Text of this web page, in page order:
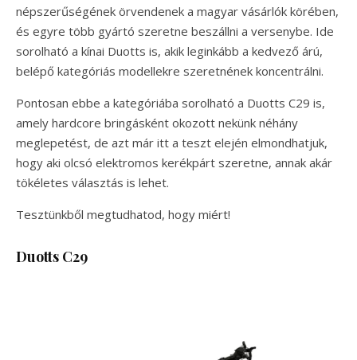
népszerűségének örvendenek a magyar vásárlók körében,
és egyre több gyártó szeretne beszállni a versenybe. Ide
sorolható a kínai Duotts is, akik leginkább a kedvező árú,
belépő kategóriás modellekre szeretnének koncentrálni.
Pontosan ebbe a kategóriába sorolható a Duotts C29 is,
amely hardcore bringásként okozott nekünk néhány
meglepetést, de azt már itt a teszt elején elmondhatjuk,
hogy aki olcsó elektromos kerékpárt szeretne, annak akár
tökéletes választás is lehet.
Tesztünkből megtudhatod, hogy miért!
Duotts C29